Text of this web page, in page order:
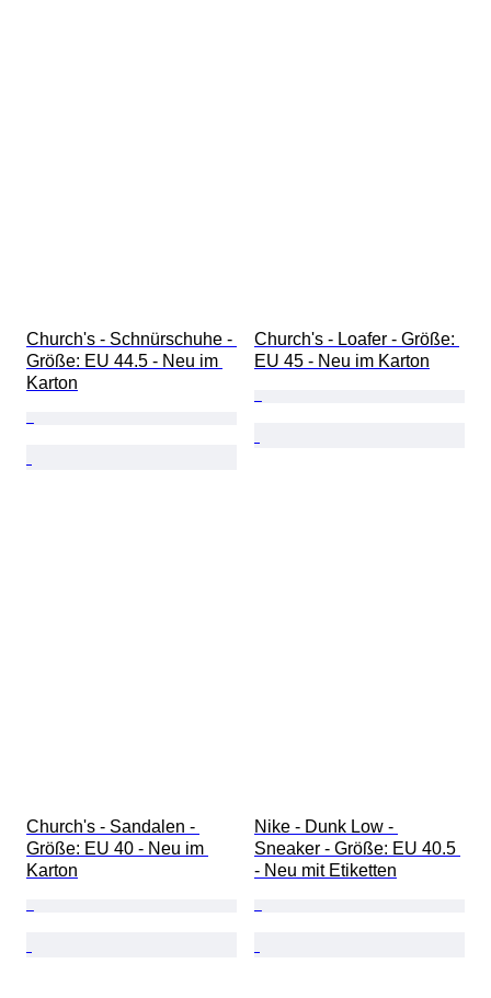
Church's - Schnürschuhe -
Größe: EU 44.5 - Neu im
Karton
Church's - Loafer - Größe:
EU 45 - Neu im Karton
Church's - Sandalen -
Größe: EU 40 - Neu im
Karton
Nike - Dunk Low -
Sneaker - Größe: EU 40.5
- Neu mit Etiketten